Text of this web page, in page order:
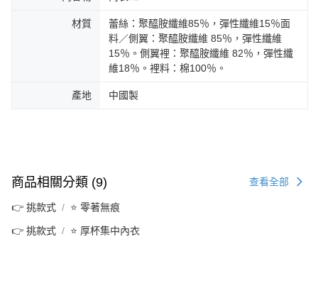
材質
蕾絲：聚醯胺纖維85％，彈性纖維15％面
料／側翼：聚醯胺纖維 85％，彈性纖維
15％。側翼裡：聚醯胺纖維 82％，彈性纖
維18％。裡料：棉100％。
產地 中國製
商品相關分類 (9) 查看全部
👉 挑款式 ⭐ 零著無痕
👉 挑款式 ⭐ 厚杯集中內衣